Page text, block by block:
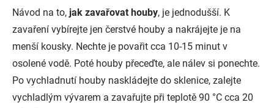
Návod na to, jak zavařovat houby, je jednodušší. K
zavaření vybírejte jen čerstvé houby a nakrájejte je na
menší kousky. Nechte je povařit cca 10-15 minut v
osolené vodě. Poté houby přeceďte, ale nálev si ponechte.
Po vychladnutí houby naskládejte do sklenice, zalejte
vychladlým vývarem a zavařujte při teplotě 90 °C cca 20